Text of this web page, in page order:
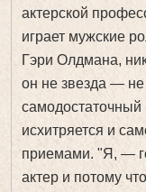
актерской
играет мужские
Гэри Олдмана,
он не звезда — не
самодостаточный
исхитряется и
приемами. "Я, —
актер и потому